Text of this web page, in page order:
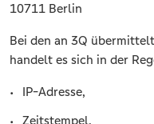
10711 Berlin
Bei den an 3Q
handelt es sich in der
IP-Adresse,
Zeitstempel,